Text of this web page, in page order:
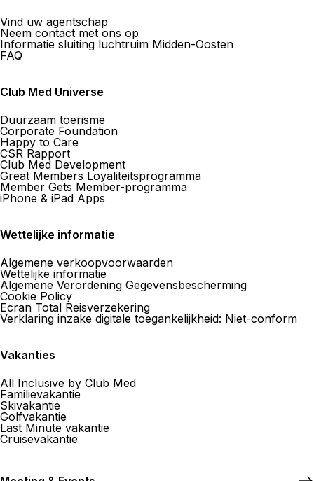
Vind uw agentschap
Neem contact met ons op
Informatie sluiting luchtruim Midden-Oosten
FAQ
Club Med Universe
Duurzaam toerisme
Corporate Foundation
Happy to Care
CSR Rapport
Club Med Development
Great Members Loyaliteitsprogramma
Member Gets Member-programma
iPhone & iPad Apps
Wettelijke informatie
Algemene verkoopvoorwaarden
Wettelijke informatie
Algemene Verordening Gegevensbescherming
Cookie Policy
Ecran Total Reisverzekering
Verklaring inzake digitale toegankelijkheid: Niet-conform
Vakanties
All Inclusive by Club Med
Familievakantie
Skivakantie
Golfvakantie
Last Minute vakantie
Cruisevakantie